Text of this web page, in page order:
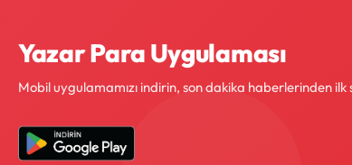
Yazar Para Uygulaması
Mobil uygulamamızı indirin, son dakika haberlerinden